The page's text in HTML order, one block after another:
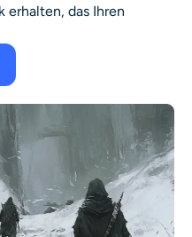
erhalten, das Ihren